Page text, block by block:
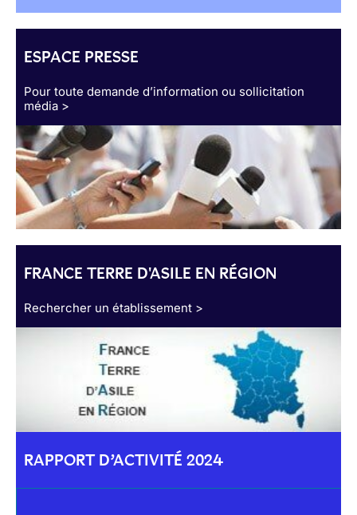
ESPACE PRESSE
Pour toute demande d’information ou sollicitation
média >
FRANCE TERRE D'ASILE EN RÉGION
Rechercher un établissement >
RAPPORT D’ACTIVITÉ 2024